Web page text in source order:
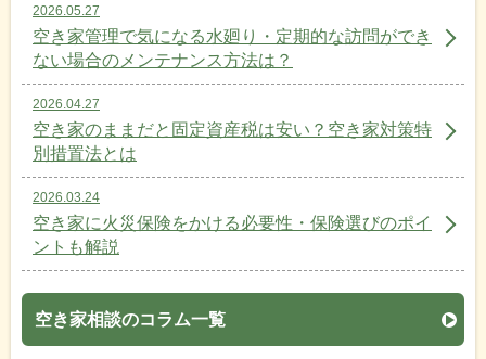
2026.05.27
空き家管理で気になる水廻り・定期的な訪問ができ
ない場合のメンテナンス方法は？
2026.04.27
空き家のままだと固定資産税は安い？空き家対策特
別措置法とは
2026.03.24
空き家に火災保険をかける必要性・保険選びのポイ
ントも解説
空き家相談のコラム一覧